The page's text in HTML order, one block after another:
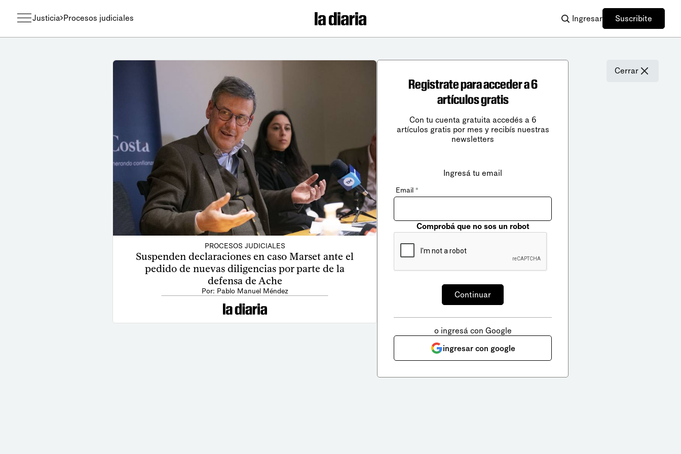
Justicia Procesos judiciales Ingresar Suscribite
PROCESOS JUDICIALES
Suspenden declaraciones en caso Marset ante el
pedido de nuevas diligencias por parte de la
defensa de Ache
Por: Pablo Manuel Méndez
Cerrar
Registrate para acceder a 6
artículos gratis
Con tu cuenta gratuita accedés a 6
artículos gratis por mes y recibís nuestras
newsletters
Ingresá tu email
Email *
Comprobá que no sos un robot
o ingresá con Google
ingresar con google